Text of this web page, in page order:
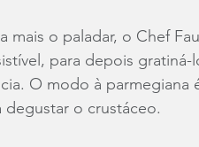
mais o paladar, o Chef
para depois
O modo à parmegiana
degustar o crustáceo.